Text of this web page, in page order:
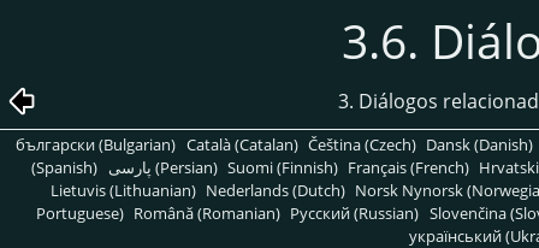
3.6.
3. Diálogos
български (Bulgarian) Català (Catalan) Čeština (Czech) Dansk (Danish)
(Spanish)
پارسی (Persian) Suomi (Finnish) Français (French)
Lietuvis (Lithuanian) Nederlands (Dutch) Norsk Nynorsk
Portuguese) Română (Romanian) Pусский (Russian) Slovenčina
український